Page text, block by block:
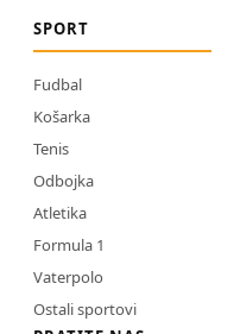
SPORT
Fudbal
Košarka
Tenis
Odbojka
Atletika
Formula 1
Vaterpolo
Ostali sportovi